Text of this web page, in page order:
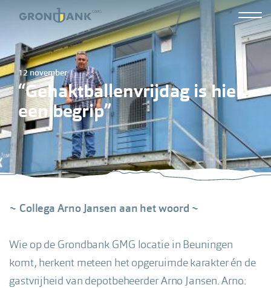
naar
de
inhoud
gaan
12 november
“Gehaktballenvrijdag is hier
een begrip”
~ Collega Arno Jansen aan het woord ~
Wie op de Grondbank GMG locatie in Beuningen
komt, herkent meteen het opgeruimde karakter én de
gastvrijheid van depotbeheerder Arno Jansen. Arno: